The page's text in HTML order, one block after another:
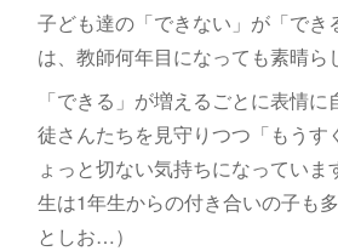
子ども達の「できない」が「でき
は、教師何年目になっても素晴ら
「できる」が増えるごとに表情
徒さんたちを見守りつつ「もう
ょっと切ない気持ちになってい
生は1年生からの付き合いの子も
としお…）